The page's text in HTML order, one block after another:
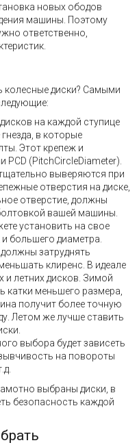
новых ободов
машины. Поэтому
ответственно,
колесные диски? Самыми
на каждой ступице
в которые
Этот крепеж и
PCD (PitchCircleDiameter).
выверяются при
отверстия на диске,
отверстие, должны
вашей машины.
установить на свое
и большего диаметра.
затруднять
клиренс. В идеале
и летних дисков. Зимой
катки меньшего размера,
получит более точную
Летом же лучше ставить
выбора будет зависеть
на повороты
выбраны диски, в
безопасность каждой